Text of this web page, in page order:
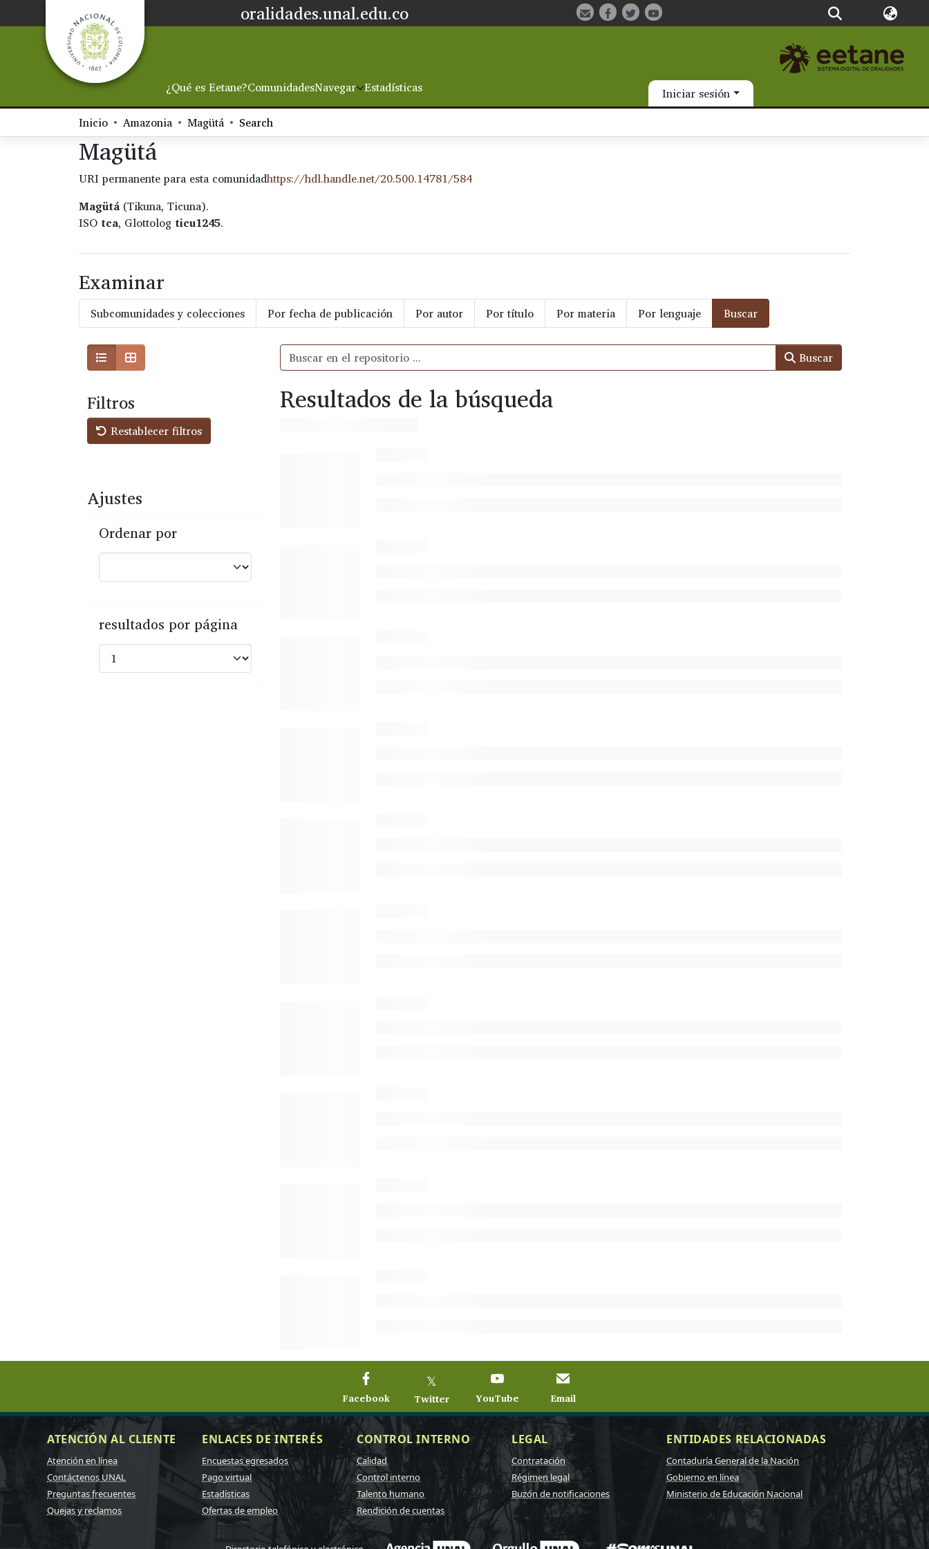
oralidades.unal.edu.co
¿Qué es Eetane?ComunidadesNavegar Estadísticas
Iniciar sesión
Inicio
Amazonia Magütá Search
Magütá
URI permanente para esta comunidadhttps://hdl.handle.net/20.500.14781/584
Magütá (Tikuna, Ticuna).
ISO tca, Glottolog ticu1245.
Examinar
Subcomunidades y colecciones Por fecha de publicación Por autor Por título Por materia Por lenguaje Buscar
Filtros
Restablecer filtros
Ajustes
Ordenar por
resultados por página
Buscar
Resultados de la búsqueda
Facebook
𝕏
Twitter YouTube Email
ATENCIÓN AL CLIENTE
Atención en línea
Contáctenos UNAL
Preguntas frecuentes
Quejas y reclamos
ENLACES DE INTERÉS
Encuestas egresados
Pago virtual
Estadísticas
Ofertas de empleo
CONTROL INTERNO
Calidad
Control interno
Talento humano
Rendición de cuentas
LEGAL
Contratación
Régimen legal
Buzón de notificaciones
ENTIDADES RELACIONADAS
Contaduría General de la Nación
Gobierno en línea
Ministerio de Educación Nacional